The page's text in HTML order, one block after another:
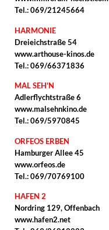
Tel.: 069/21245664
HARMONIE
Dreieichstraße 54
www.arthouse-kinos.de
Tel.: 069/66371836
MAL SEH'N
Adlerflychtstraße 6
www.malsehnkino.de
Tel.: 069/5970845
ORFEOS ERBEN
Hamburger Allee 45
www.orfeos.de
Tel.: 069/70769100
HAFEN 2
Nordring 129, Offenbach
www.hafen2.net